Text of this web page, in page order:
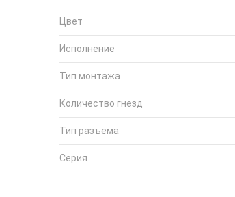
Цвет
Исполнение
Тип монтажа
Количество гнезд
Тип разъема
Серия